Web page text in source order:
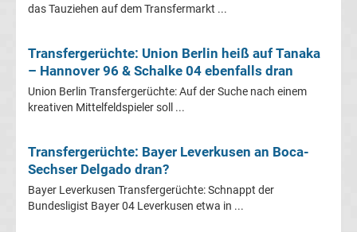
Liga
Serie
das Tauziehen auf dem Transfermarkt ...
Transfergerüchte: Union Berlin heiß auf Tanaka
– Hannover 96 & Schalke 04 ebenfalls dran
Union Berlin Transfergerüchte: Auf der Suche nach einem
kreativen Mittelfeldspieler soll ...
Transfergerüchte: Bayer Leverkusen an Boca-
Sechser Delgado dran?
Bayer Leverkusen Transfergerüchte: Schnappt der
Bundesligist Bayer 04 Leverkusen etwa in ...